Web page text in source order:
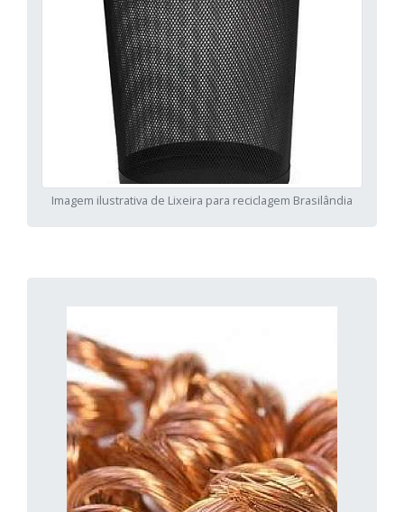
Imagem ilustrativa de Lixeira para reciclagem Brasilândia